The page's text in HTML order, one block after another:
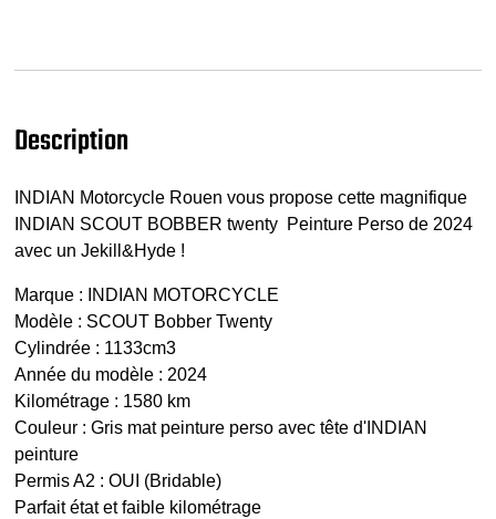
Description
INDIAN Motorcycle Rouen vous propose cette magnifique
INDIAN SCOUT BOBBER twenty Peinture Perso de 2024
avec un Jekill&Hyde !
Marque : INDIAN MOTORCYCLE
Modèle : SCOUT Bobber Twenty
Cylindrée : 1133cm3
Année du modèle : 2024
Kilométrage : 1580 km
Couleur : Gris mat peinture perso avec tête d'INDIAN
peinture
Permis A2 : OUI (Bridable)
Parfait état et faible kilométrage